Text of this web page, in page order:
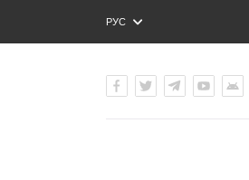
РУС
ENG